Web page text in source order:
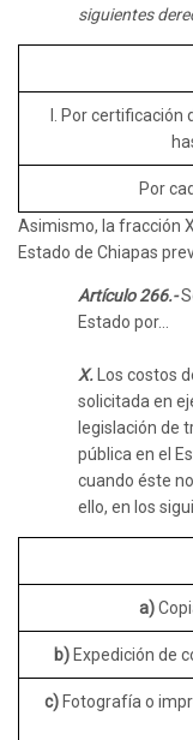
siguientes
I. Por
Por
Asimismo, la fracción
Estado de Chiapas
Artículo 266.-
Estado por…
X. Los costos
solicitada en
legislación de
pública en el
cuando éste
ello, en los
a)
b) Expedición de
c) Fotografía o